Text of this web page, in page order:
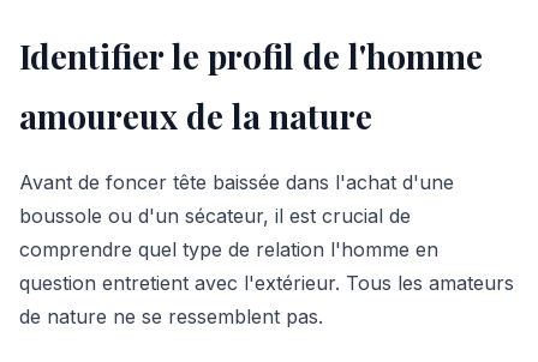
Identifier le profil de l'homme
amoureux de la nature
Avant de foncer tête baissée dans l'achat d'une
boussole ou d'un sécateur, il est crucial de
comprendre quel type de relation l'homme en
question entretient avec l'extérieur. Tous les amateurs
de nature ne se ressemblent pas.